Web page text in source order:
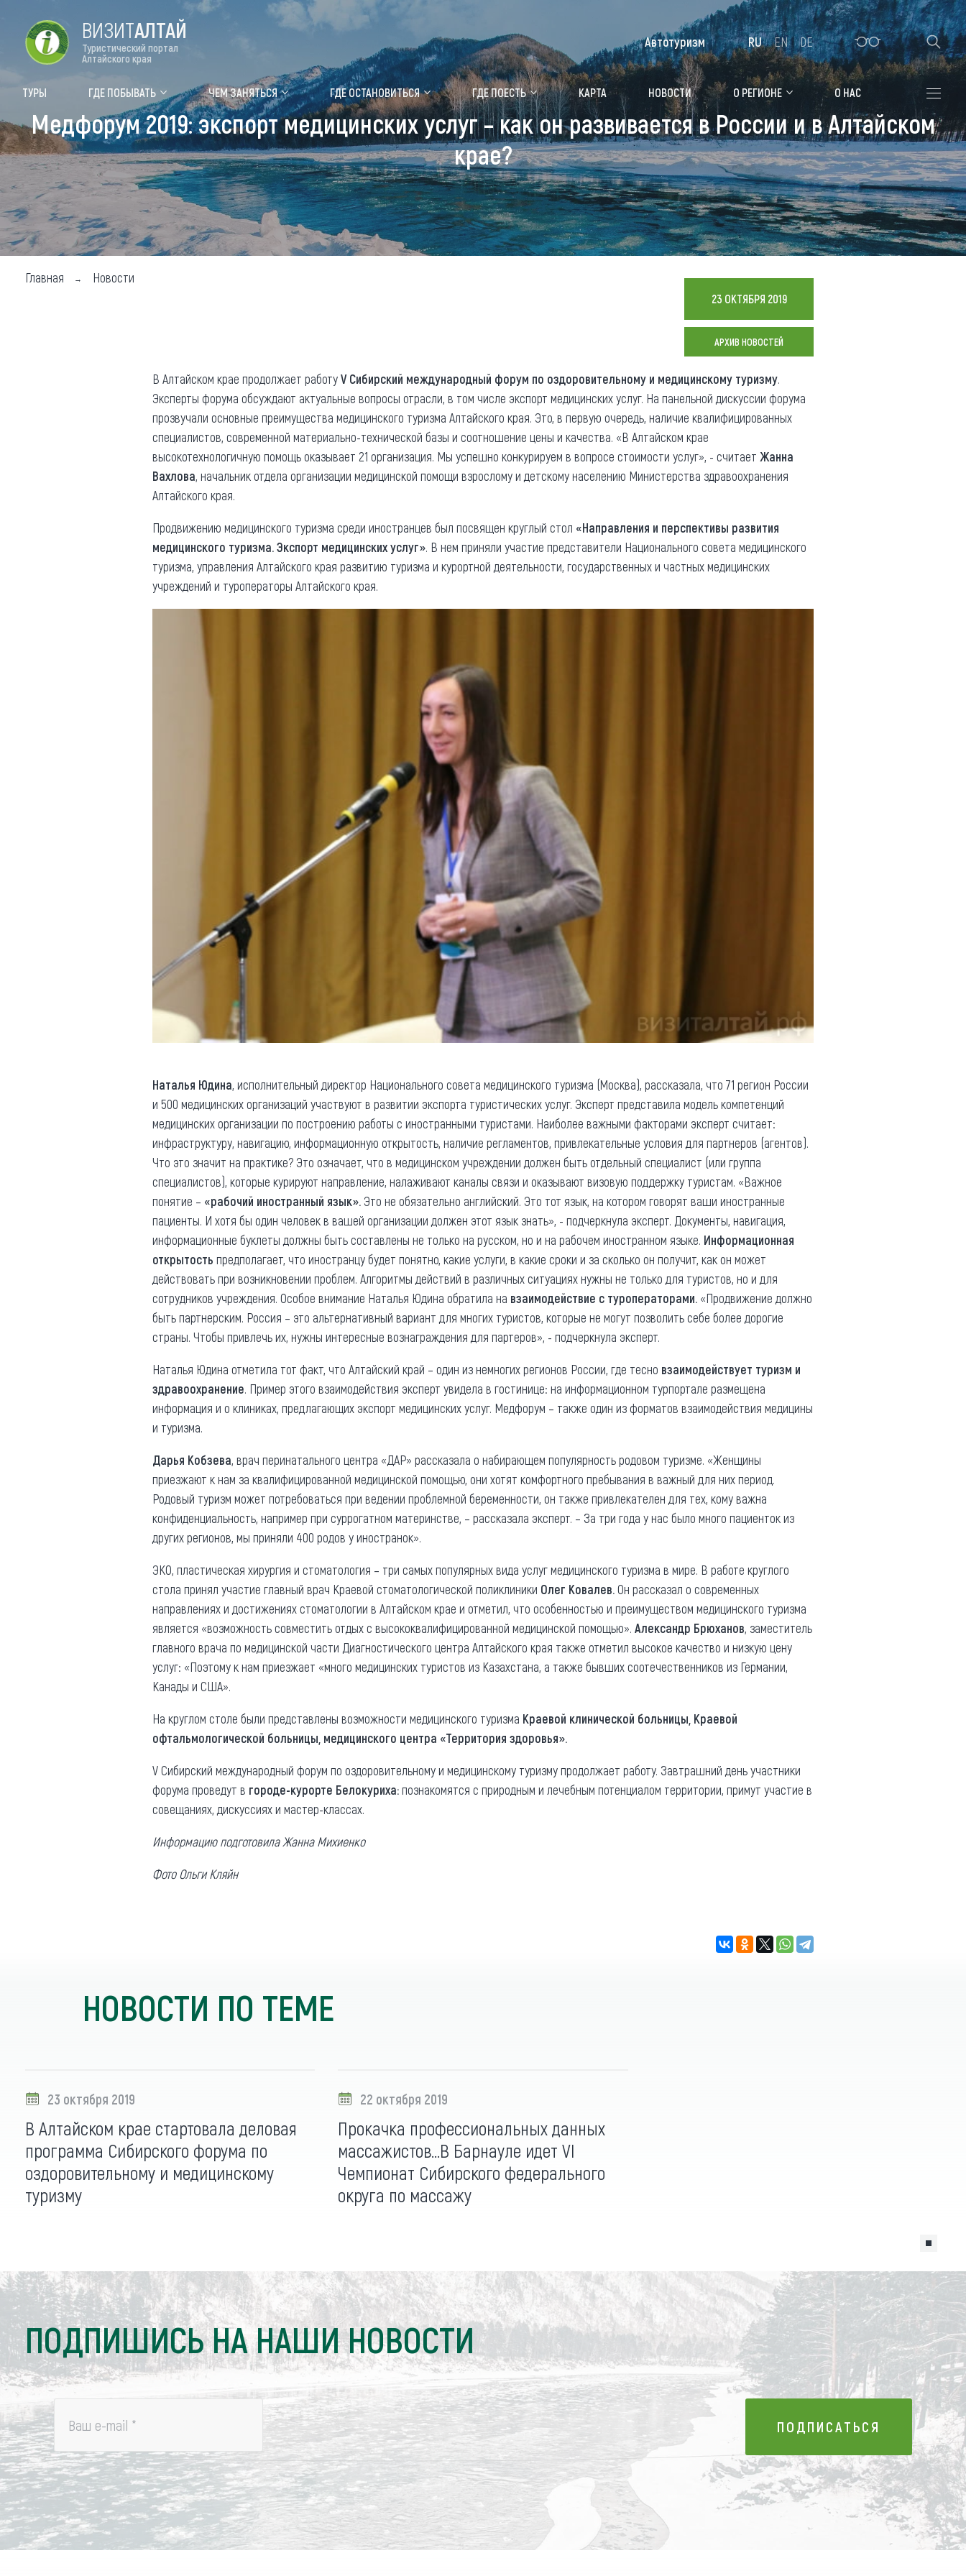
Форум VISIT ALTAI Цветение маральника Медицинский форум Алтайская зимовка
Туры Где побывать
Объекты природы
Объекты истории и культуры
Объекты развлечений
Топ туристических мест
Чем заняться
Календарь событий
Аудиогид
Мой маршрут
Где остановиться
Санатории
Гостиницы, отели
Коттеджи, базы
Сельские усадьбы
Мотели, придорожные отели
Придорожные кафе
Новости
Что привезти (сувениры)
Общая информация
Как добраться
Люди, прославившие Алтай
Карты и буклеты
Коллекция впечатлений
Блог путешественника
Видеогалерея
Фотогалерея
Реестр туроператоров
Реестр туристических
ВИЗИТАЛТАЙ
Туристический портал
Алтайского края
ТУРЫ ГДЕ ПОБЫВАТЬ ЧЕМ ЗАНЯТЬСЯ ГДЕ ОСТАНОВИТЬСЯ ГДЕ ПОЕСТЬ КАРТА НОВОСТИ О РЕГИОНЕ О НАС
Автотуризм RU EN DE
Медфорум 2019: экспорт медицинских услуг – как он развивается в России и в Алтайском
крае?
Главная Новости
23 ОКТЯБРЯ 2019
АРХИВ НОВОСТЕЙ
В Алтайском крае продолжает работуV Сибирский международный форум по оздоровительному и медицинскому туризму.
Эксперты форума обсуждают актуальные вопросы отрасли, в том числе экспорт медицинских услуг. На панельной дискуссии форума
прозвучали основные преимущества медицинского туризма Алтайского края. Это, в первую очередь, наличие квалифицированных
специалистов, современной материально-технической базы и соотношение цены и качества. «В Алтайском крае
высокотехнологичную помощь оказывает 21 организация. Мы успешно конкурируем в вопросе стоимости услуг», - считает Жанна
Вахлова, начальник отдела организации медицинской помощи взрослому и детскому населению Министерства здравоохранения
Алтайского края.
Продвижению медицинского туризма среди иностранцев был посвящен круглый стол «Направления и перспективы развития
медицинского туризма. Экспорт медицинских услуг». В нем приняли участие представители Национального совета медицинского
туризма, управления Алтайского края развитию туризма и курортной деятельности, государственных и частных медицинских
учреждений и туроператоры Алтайского края.
Наталья Юдина, исполнительный директор Национального совета медицинского туризма (Москва), рассказала, что 71 регион России
и 500 медицинских организаций участвуют в развитии экспорта туристических услуг. Эксперт представила модель компетенций
медицинских организации по построению работы с иностранными туристами. Наиболее важными факторами эксперт считает:
инфраструктуру, навигацию, информационную открытость, наличие регламентов, привлекательные условия для партнеров (агентов).
Что это значит на практике? Это означает, что в медицинском учреждении должен быть отдельный специалист (или группа
специалистов), которые курируют направление, налаживают каналы связи и оказывают визовую поддержку туристам. «Важное
понятие – «рабочий иностранный язык».Это не обязательно английский. Это тот язык, на котором говорят ваши иностранные
пациенты. И хотя бы один человек в вашей организации должен этот язык знать», - подчеркнула эксперт. Документы, навигация,
информационные буклеты должны быть составлены не только на русском, но и на рабочем иностранном языке. Информационная
открытость предполагает, что иностранцу будет понятно, какие услуги, в какие сроки и за сколько он получит, как он может
действовать при возникновении проблем. Алгоритмы действий в различных ситуациях нужны не только для туристов, но и для
сотрудников учреждения. Особое внимание Наталья Юдина обратила на взаимодействие с туроператорами. «Продвижение должно
быть партнерским. Россия – это альтернативный вариант для многих туристов, которые не могут позволить себе более дорогие
страны. Чтобы привлечь их, нужны интересные вознаграждения для партеров», - подчеркнула эксперт.
Наталья Юдина отметила тот факт, что Алтайский край – один из немногих регионов России, где тесно взаимодействует туризм и
здравоохранение. Пример этого взаимодействия эксперт увидела в гостинице: на информационном турпортале размещена
информация и о клиниках, предлагающих экспорт медицинских услуг. Медфорум – также один из форматов взаимодействия медицины
и туризма.
Дарья Кобзева, врач перинатального центра «ДАР» рассказала о набирающем популярность родовом туризме. «Женщины
приезжают к нам за квалифицированной медицинской помощью, они хотят комфортного пребывания в важный для них период.
Родовый туризм может потребоваться при ведении проблемной беременности, он также привлекателен для тех, кому важна
конфиденциальность, например при суррогатном материнстве, – рассказала эксперт. – За три года у нас было много пациенток из
других регионов, мы приняли 400 родов у иностранок».
ЭКО, пластическая хирургия и стоматология – три самых популярных вида услуг медицинского туризма в мире. В работе круглого
стола принял участие главный врач Краевой стоматологической поликлиники Олег Ковалев.Он рассказал о современных
направлениях и достижениях стоматологии в Алтайском крае и отметил, что особенностью и преимуществом медицинского туризма
является «возможность совместить отдых с высококвалифицированной медицинской помощью». Александр Брюханов, заместитель
главного врача по медицинской части Диагностического центра Алтайского края также отметил высокое качество и низкую цену
услуг: «Поэтому к нам приезжает «много медицинских туристов из Казахстана, а также бывших соотечественников из Германии,
Канады и США».
На круглом столе были представлены возможности медицинского туризма Краевой клинической больницы, Краевой
офтальмологической больницы, медицинского центра «Территория здоровья».
V Сибирский международный форум по оздоровительному и медицинскому туризму продолжает работу. Завтрашний день участники
форума проведут в городе-курорте Белокуриха:познакомятся с природным и лечебным потенциалом территории, примут участие в
совещаниях, дискуссиях и мастер-классах.
Информацию подготовила Жанна Михиенко
Фото Ольги Кляйн
НОВОСТИ ПО ТЕМЕ
23 октября 2019
В Алтайском крае стартовала деловая
программа Сибирского форума по
оздоровительному и медицинскому
туризму
22 октября 2019
Прокачка профессиональных данных
массажистов…В Барнауле идет VI
Чемпионат Сибирского федерального
округа по массажу
ПОДПИШИСЬ НА НАШИ НОВОСТИ
Ваш e-mail * ПОДПИСАТЬСЯ
ПОДПИСАТЬСЯ